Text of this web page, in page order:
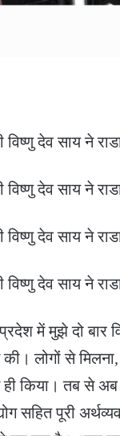
में मुझे दो बार
की। लोगों से
ही किया। तब से
सहित पूरी